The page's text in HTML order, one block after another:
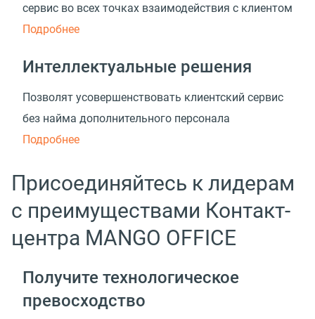
сервис во всех точках взаимодействия с клиентом
Подробнее
Интеллектуальные решения
Позволят усовершенствовать клиентский сервис
без найма дополнительного персонала
Подробнее
Присоединяйтесь к лидерам
с преимуществами Контакт-
центра MANGO OFFICE
Получите технологическое
превосходство